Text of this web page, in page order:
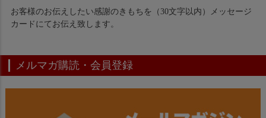
お客様のお伝えしたい感謝のきもちを（30文字以内）メッセージ
カードにてお伝え致します。
メルマガ購読・会員登録